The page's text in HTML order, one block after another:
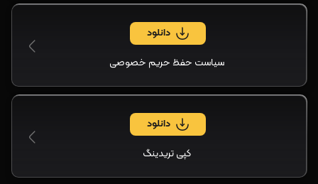
دانلود
سیاست حفظ حریم خصوصی
دانلود
کپی تریدینگ